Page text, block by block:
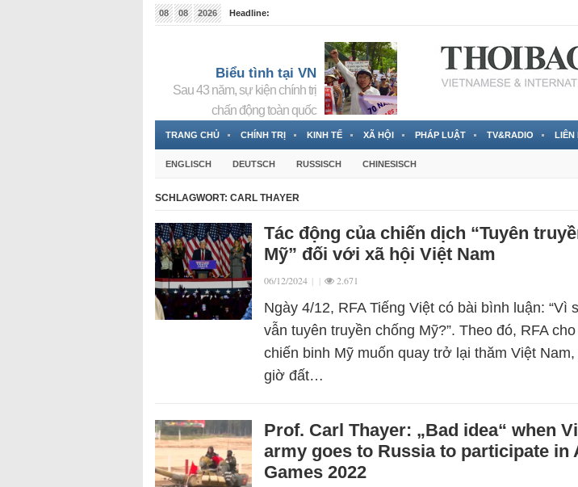
08 08 2026
Headline:
Biểu tình tại VN
Sau 43 năm, sự kiện chính trị
chấn động toàn quốc
TRANG CHỦ CHÍNH TRỊ KINH TẾ XÃ HỘI PHÁP LUẬT TV&RADIO LIÊN
ENGLISCH DEUTSCH RUSSISCH CHINESISCH
SCHLAGWORT: CARL THAYER
Tác động của chiến dịch “Tuyên
Mỹ” đối với xã hội Việt Nam
06/12/2024 | | 2.671
Ngày 4/12, RFA Tiếng Việt có bài bình luận: “Vì
vẫn tuyên truyền chống Mỹ?”. Theo đó, RFA
chiến binh Mỹ muốn quay trở lại thăm Việt
giờ đất…
Prof. Carl Thayer: „Bad idea“ when
army goes to Russia to participate in
Games 2022